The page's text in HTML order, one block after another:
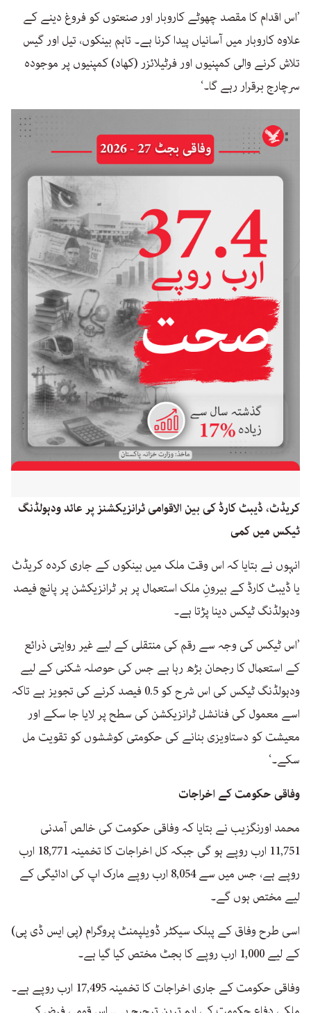
’اس اقدام کا مقصد چھوٹے کاروبار اور صنعتوں کو فروغ دینے کے
علاوہ کاروبار میں آسانیاں پیدا کرنا ہے۔ تاہم بینکوں، تیل اور گیس
تلاش کرنے والی کمپنیوں اور فرٹیلائزر (کھاد) کمپنیوں پر موجودہ
سرچارج برقرار رہے گا۔‘
کریڈٹ، ڈیبٹ کارڈ کی بین الاقوامی ٹرانزیکشنز پر عائد ودہولڈنگ
ٹیکس میں کمی
انہوں نے بتایا کہ اس وقت ملک میں بینکوں کے جاری کردہ کریڈٹ
یا ڈیبٹ کارڈ کے بیرونِ ملک استعمال پر ہر ٹرانزیکشن پر پانچ فیصد
ودہولڈنگ ٹیکس دینا پڑتا ہے۔
’اس ٹیکس کی وجہ سے رقم کی منتقلی کے لیے غیر روایتی ذرائع
کے استعمال کا رجحان بڑھ رہا ہے جس کی حوصلہ شکنی کے لیے
ودہولڈنگ ٹیکس کی اس شرح کو 0.5 فیصد کرنے کی تجویز ہے تاکہ
اسے معمول کی فنانشل ٹرانزیکشن کی سطح پر لایا جا سکے اور
معیشت کو دستاویزی بنانے کی حکومتی کوششوں کو تقویت مل
سکے۔‘
وفاقی حکومت کے اخراجات
محمد اورنگزیب نے بتایا کہ وفاقی حکومت کی خالص آمدنی
11,751 ارب روپے ہو گی جبکہ کل اخراجات کا تخمینہ 18,771 ارب
روپے ہے، جس میں سے 8,054 ارب روپے مارک اپ کی ادائیگی کے
لیے مختص ہوں گے۔
اسی طرح وفاق کے پبلک سیکٹر ڈویلپمنٹ پروگرام (پی ایس ڈی پی)
کے لیے 1,000 ارب روپے کا بجٹ مختص کیا گیا ہے۔
وفاقی حکومت کے جاری اخراجات کا تخمینہ 17,495 ارب روپے ہے۔